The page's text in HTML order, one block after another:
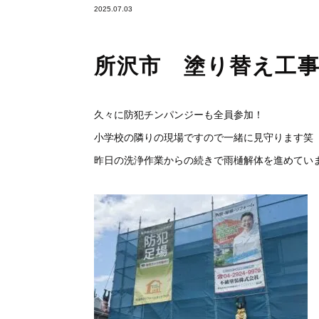
2025.07.03
所沢市 塗り替え工事
久々に防犯チンパンジーも全員参加！
小学校の隣りの現場ですので一緒に見守ります笑
昨日の洗浄作業からの続きで雨樋解体を進めてい